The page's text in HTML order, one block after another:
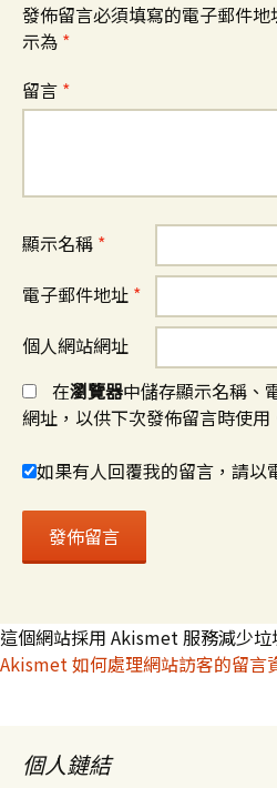
發佈留言必須填寫的電子郵件地
示為 *
留言 *
顯示名稱 *
電子郵件地址 *
個人網站網址
在瀏覽器中儲存顯示名稱、
網址，以供下次發佈留言時使用
如果有人回覆我的留言，請以
這個網站採用 Akismet 服務減少垃
Akismet 如何處理網站訪客的留言
個人鏈結